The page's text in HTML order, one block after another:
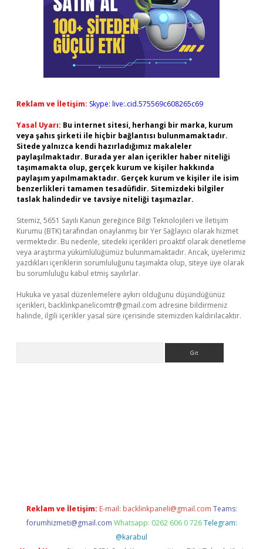
Reklam ve İletişim: Skype: live:.cid.575569c608265c69
Yasal Uyarı: Bu internet sitesi, herhangi bir marka, kurum
veya şahıs şirketi ile hiçbir bağlantısı bulunmamaktadır.
Sitede yalnızca kendi hazırladığımız makaleler
paylaşılmaktadır. Burada yer alan içerikler haber niteliği
taşımamakta olup, gerçek kurum ve kişiler hakkında
paylaşım yapılmamaktadır. Gerçek kurum ve kişiler ile isim
benzerlikleri tamamen tesadüfidir. Sitemizdeki bilgiler
taslak halindedir ve tavsiye niteliği taşımazlar.
Sitemiz, 5651 Sayılı Kanun gereğince Bilgi Teknolojileri ve İletişim
Kurumu (BTK) tarafından onaylanmış bir Yer Sağlayıcı olarak hizmet
vermektedir. Bu nedenle, sitedeki içerikleri proaktif olarak denetleme
veya araştırma yükümlülüğümüz bulunmamaktadır. Ancak, üyelerimiz
yazdıkları içeriklerin sorumluluğunu taşımakta olup, siteye üye olarak
bu sorumluluğu kabul etmiş sayılırlar.
Hukuka ve yasal düzenlemelere aykırı olduğunu düşündüğünüz
içerikleri, backlinkpanelicomtr@gmail.com adresine bildirmeniz
halinde, ilgili içerikler yasal süre içerisinde sitemizden kaldırılacaktır.
Reklam ve İletişim: E-mail: backlinkpaneli@gmail.com Teams:
forumhizmeti@gmail.com Whatsapp: 0262 606 0 726 Telegram:
@karabul